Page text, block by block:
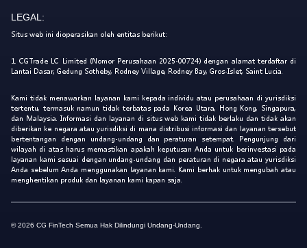
LEGAL:
Situs web ini dioperasikan oleh entitas berikut:
1. CGTrade LC Limited (Nomor Perusahaan 2025-00724) dengan alamat terdaftar di
Lantai Dasar, Gedung Sotheby, Rodney Village, Rodney Bay, Gros-Islet, Saint Lucia.
Kami tidak menawarkan layanan kami kepada individu atau perusahaan di yurisdiksi
tertentu, termasuk namun tidak terbatas pada Korea Utara, Hong Kong, Singapura,
dan Malaysia. Informasi dan layanan di situs web kami tidak berlaku dan tidak akan
diberikan ke negara atau yurisdiksi di mana distribusi informasi dan layanan tersebut
bertentangan dengan undang-undang dan peraturan setempat. Pengunjung dari
wilayah di atas harus memastikan apakah keputusan Anda untuk berinvestasi pada
layanan kami sesuai dengan undang-undang dan peraturan di negara atau yurisdiksi
Anda sebelum Anda menggunakan layanan kami. Kami berhak untuk mengubah atau
menghentikan produk dan layanan kami kapan saja.
© 2026 CG FinTech Semua Hak Dilindungi Undang-Undang.